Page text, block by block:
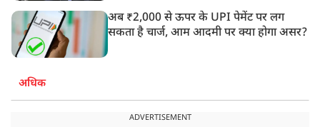
अब ₹2,000 से ऊपर के UPI पेमेंट पर लग
सकता है चार्ज, आम आदमी पर क्या होगा असर?
अधिक
ADVERTISEMENT